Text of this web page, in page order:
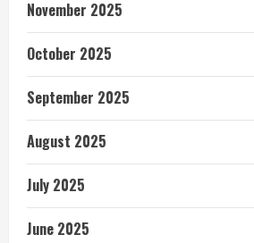
November 2025
October 2025
September 2025
August 2025
July 2025
June 2025